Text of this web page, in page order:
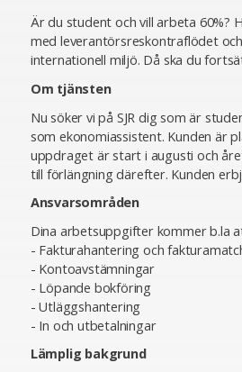
Är du student och vill arbeta 60%?
med leverantörsreskontraflödet
internationell miljö. Då ska du
Om tjänsten
Nu söker vi på SJR dig som är
som ekonomiassistent. Kunden är
uppdraget är start i augusti och
till förlängning därefter. Kunden
Ansvarsområden
Dina arbetsuppgifter kommer b.la
- Fakturahantering och
- Kontoavstämningar
- Löpande bokföring
- Utläggshantering
- In och utbetalningar
Lämplig bakgrund